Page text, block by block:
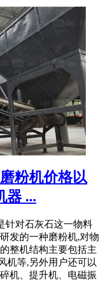
粉机价格以
器 ...
针对石灰石这一物料
发的一种磨粉机,对物
整机结构主要包括主
机等,另外用户还可以
机、提升机、电磁振